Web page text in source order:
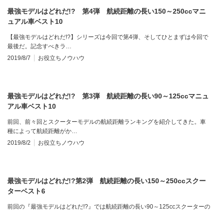
最強モデルはどれだ!? 第4弾 航続距離の長い150～250ccマニ
ュアル車ベスト10
【最強モデルはどれだ!?】シリーズは今回で第4弾、そしてひとまずは今回で
最後だ。記念すべきラ…
2019/8/7
お役立ちノウハウ
最強モデルはどれだ!? 第3弾 航続距離の長い90～125ccマニュ
アル車ベスト10
前回、前々回とスクーターモデルの航続距離ランキングを紹介してきた。車
種によって航続距離がか…
2019/8/2
お役立ちノウハウ
最強モデルはどれだ!?第2弾 航続距離の長い150～250ccスクー
ターベスト6
前回の『最強モデルはどれだ!?』では航続距離の長い90～125ccスクーターの